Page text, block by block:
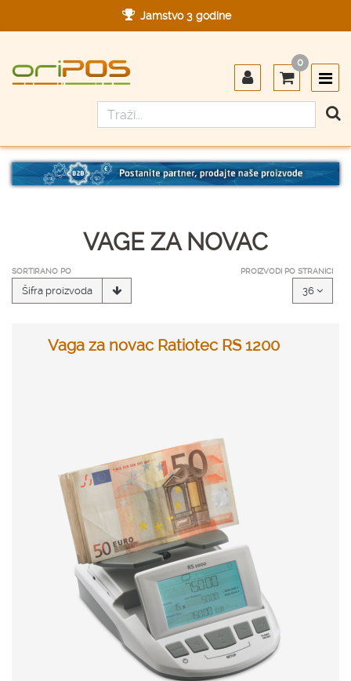
Jamstvo 3 godine
Designed in Germany
Made in Germany
0
VAGE ZA NOVAC
SORTIRANO PO
Šifra proizvoda
PROIZVODI PO STRANICI
36
Vaga za novac Ratiotec RS 1200